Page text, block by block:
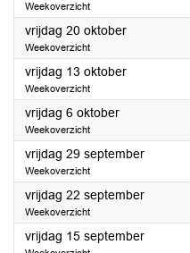
Weekoverzicht
vrijdag 20 oktober2023
Weekoverzicht
vrijdag 13 oktober2023
Weekoverzicht
vrijdag 6 oktober2023
Weekoverzicht
vrijdag 29 september2023
Weekoverzicht
vrijdag 22 september2023
Weekoverzicht
vrijdag 15 september2023